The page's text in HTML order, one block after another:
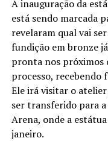
A inauguração da
está sendo marcada
revelaram qual vai
fundição em bronze
pronta nos próximos
processo, recebendo
Ele irá visitar o
ser transferido para a
Arena, onde a
janeiro.